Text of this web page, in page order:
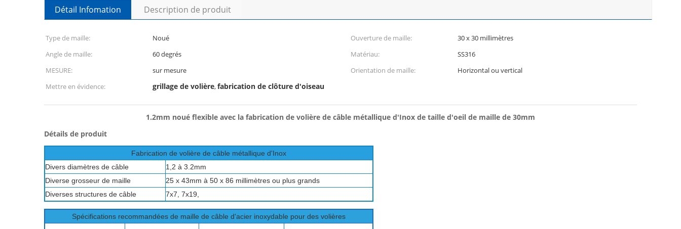
Détail Infomation Description de produit
Type de maille: Noué Ouverture de maille:
30 x 30 millimètres
Angle de maille:
60 degrés Matériau:
SS316
MESURE:
sur mesure Orientation de maille:
Horizontal ou vertical
Mettre en évidence:
grillage de volière,fabrication de clôture d'oiseau
1.2mm noué flexible avec la fabrication de volière de câble métallique d'Inox de taille d'oeil de maille de 30mm
Détails de produit
Fabrication de volière de câble métallique d'Inox
Divers diamètres de câble
1,2 à 3.2mm
Diverse grosseur de maille
25 x 43mm à 50 x 86 millimètres ou plus grands
Diverses structures de câble
7x7, 7x19,
Spécifications recommandées de maille de câble d'acier inoxydable pour des volières